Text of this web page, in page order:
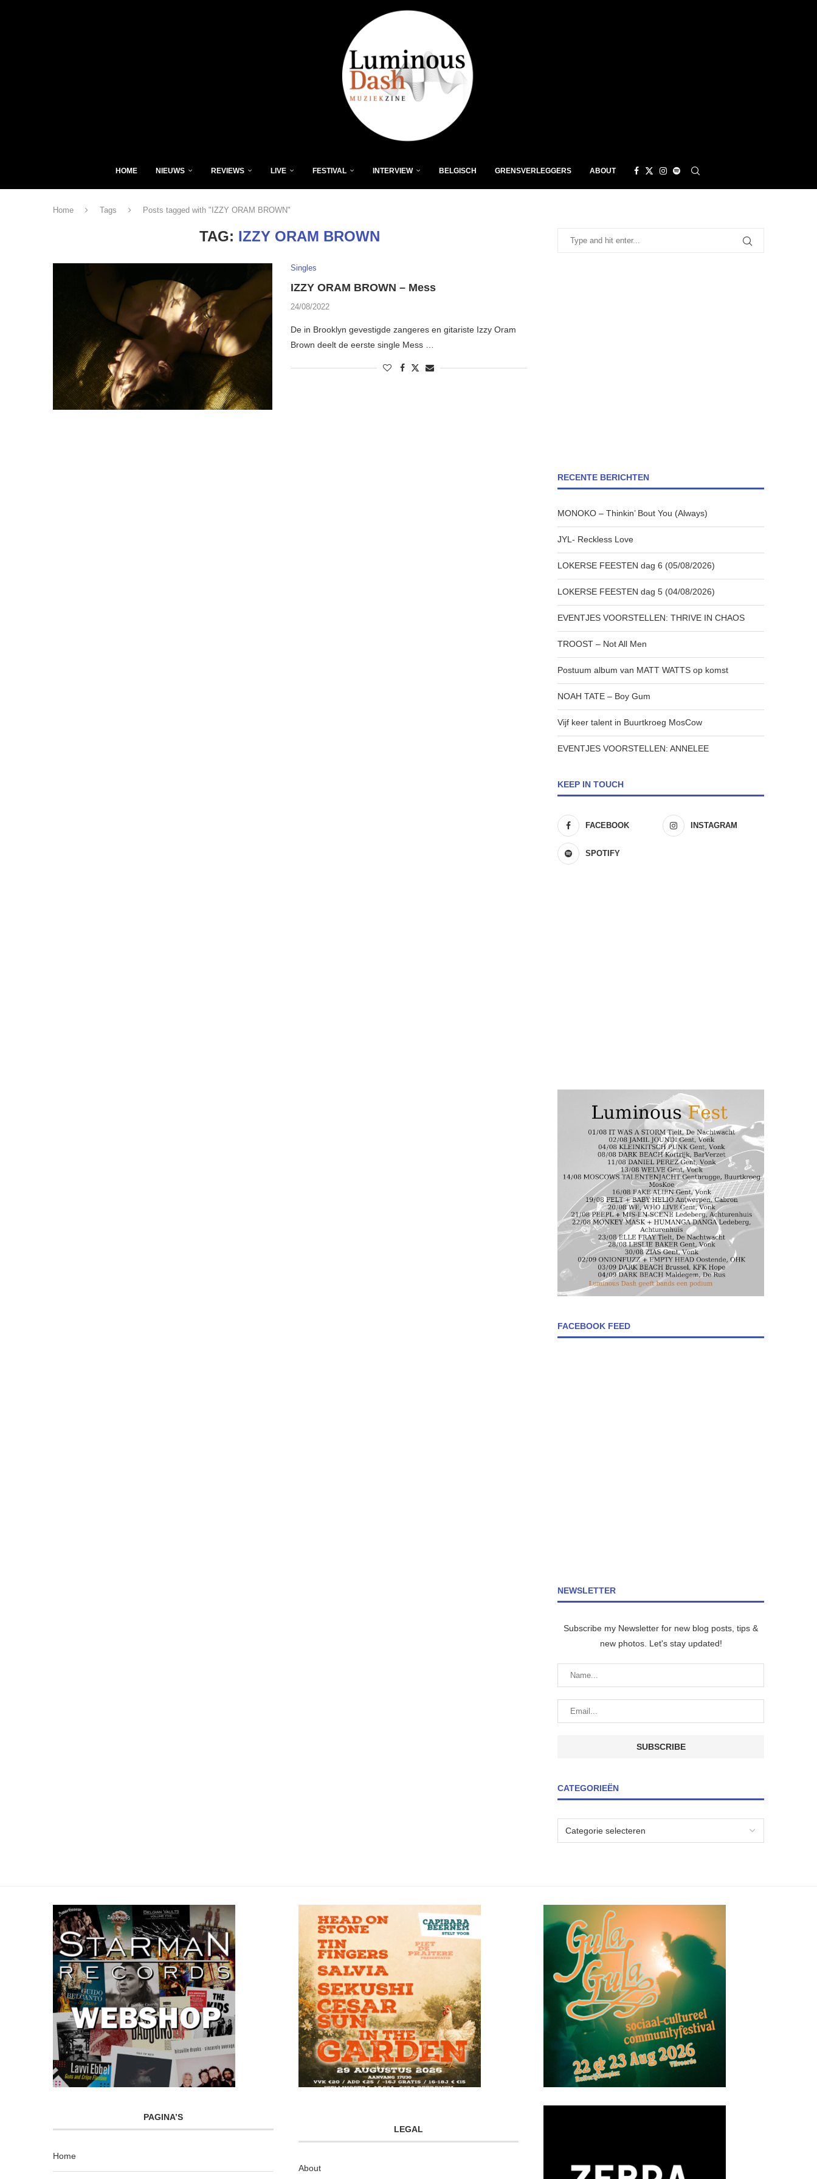
HOME NIEUWS REVIEWS LIVE FESTIVAL INTERVIEW BELGISCH GRENSVERLEGGERS ABOUT
Home Tags Posts tagged with "IZZY ORAM BROWN"
TAG: IZZY ORAM BROWN
Singles
IZZY ORAM BROWN – Mess
24/08/2022
De in Brooklyn gevestigde zangeres en gitariste Izzy Oram
Brown deelt de eerste single Mess …
RECENTE BERICHTEN
MONOKO – Thinkin’ Bout You (Always)
JYL- Reckless Love
LOKERSE FEESTEN dag 6 (05/08/2026)
LOKERSE FEESTEN dag 5 (04/08/2026)
EVENTJES VOORSTELLEN: THRIVE IN CHAOS
TROOST – Not All Men
Postuum album van MATT WATTS op komst
NOAH TATE – Boy Gum
Vijf keer talent in Buurtkroeg MosCow
EVENTJES VOORSTELLEN: ANNELEE
KEEP IN TOUCH
FACEBOOK INSTAGRAM
SPOTIFY
FACEBOOK FEED
NEWSLETTER
Subscribe my Newsletter for new blog posts, tips &
new photos. Let's stay updated!
CATEGORIEËN
PAGINA’S
Home
LEGAL
About